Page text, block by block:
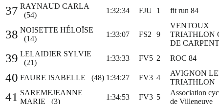
37 RAYNAUD CARLA
(54)
1:32:34 FJU 1 fit run 84
38 NOISETTE HÉLOÏSE
(14)
1:33:07 FS2 9
VENTOUX
TRIATHLON
DE
39 LELAIDIER SYLVIE
(21)
1:33:33 FV5 2 ROC 84
40 FAURE ISABELLE (48) 1:34:27 FV3 4
AVIGNON
TRIATHLON
41 SAREMEJEANNE
MARIE (3)
1:34:53 FV3 5
Association
de Villeneuve